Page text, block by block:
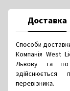
Доставка
Способи
Компанія West
Львову та по
здійснюється
перевізника.